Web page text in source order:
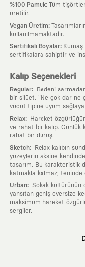
%100 Pamuk: Tüm
üretilir.
Vegan Üretim:
kullanılmamaktadır.
Sertifikalı Boyalar: Kumaş
sertifikalara sahiptir ve
Kalıp Seçenekleri
Regular:
Bedeni
bir silüet. "Ne çok dar ne
vücut tipine uyum
Relax:
Hareket
ve rahat bir kalıp. Günlük
rahat bir duruş.
Sketch:
Relax kalıbın
yüzeylerin aksine
tasarım. Bu karakteristik
katmakla kalmaz; teninde
Urban: Sokak kültürünün
yansıtan geniş oversize
maksimum hareket
sergiler.